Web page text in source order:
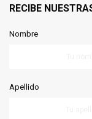
RECIBE
Nombre
Apellido